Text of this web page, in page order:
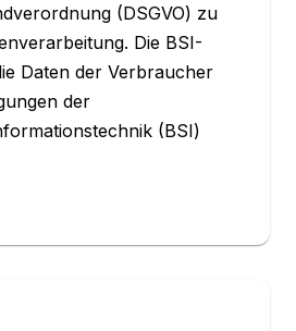
(DSGVO) zu
Die BSI-
Daten der Verbraucher
der
(BSI)